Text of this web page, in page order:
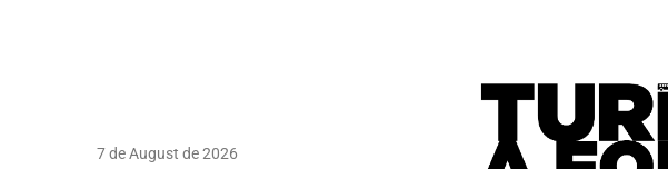
7 de August de 2026